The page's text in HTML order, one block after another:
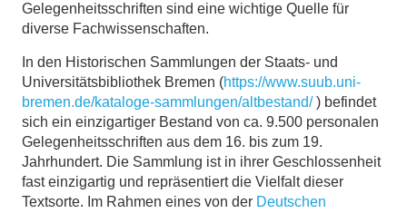
Gelegenheitsschriften sind eine wichtige Quelle für
diverse Fachwissenschaften.
In den Historischen Sammlungen der Staats- und
Universitätsbibliothek Bremen (https://www.suub.uni-
bremen.de/kataloge-sammlungen/altbestand/) befindet
sich ein einzigartiger Bestand von ca. 9.500 personalen
Gelegenheitsschriften aus dem 16. bis zum 19.
Jahrhundert. Die Sammlung ist in ihrer Geschlossenheit
fast einzigartig und repräsentiert die Vielfalt dieser
Textsorte. Im Rahmen eines von der Deutschen